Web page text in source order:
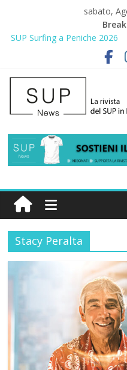
sabato,
SUP Surfing a Peniche 2026
AirSUP a Gallico: prima
Gallico Paddle Fest 2026:
del SUP
Porto Selvaggio, a lezione di
prevenzione
2° Urban Sup Trophy: la
Stacy Peralta